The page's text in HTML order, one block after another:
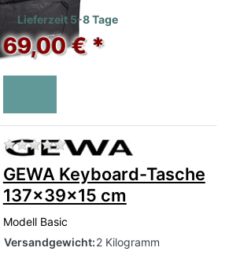
Lieferzeit 5-8 Tage
69,00 € *
Zu diesem Produkt liegen
GEWA Keyboard-Tasche
137x39x15 cm
Modell Basic
Versandgewicht:2 Kilogramm